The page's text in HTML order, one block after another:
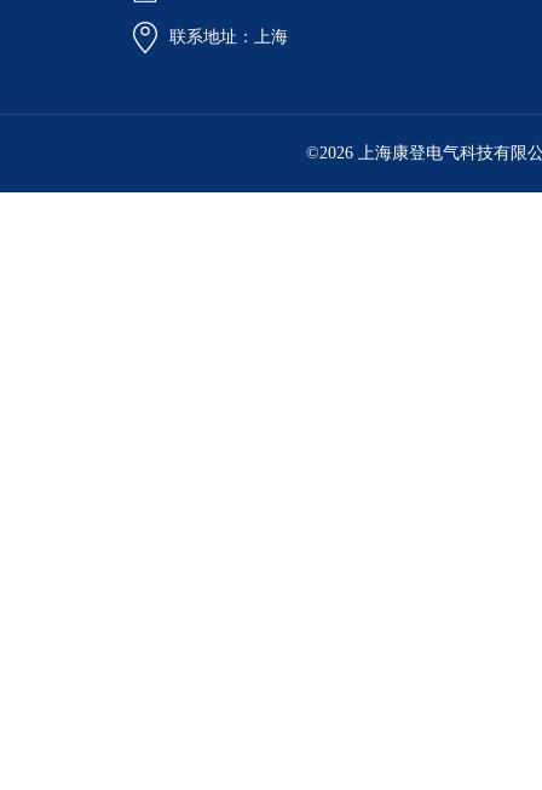
联系地址：上海
©2026 上海康登电气科技有限